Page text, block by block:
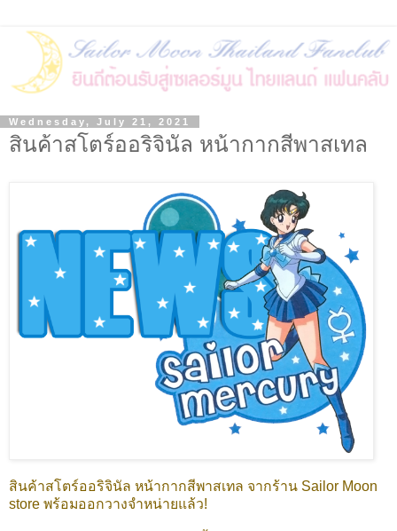
Wednesday, July 21, 2021
สินค้าสโตร์ออริจินัล หน้ากากสีพาสเทล
สินค้าสโตร์ออริจินัล หน้ากากสีพาสเทล จากร้าน Sailor Moon
store พร้อมออกวางจำหน่ายแล้ว!